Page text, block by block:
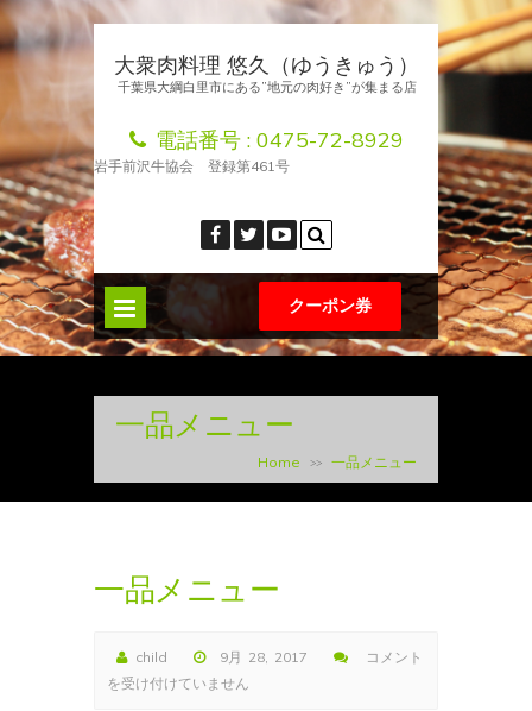
大衆肉料理 悠久（ゆうきゅう）
千葉県大綱白里市にある”地元の肉好き”が集まる店
電話番号 : 0475-72-8929
岩手前沢牛協会 登録第461号
クーポン券
一品メニュー
Home >> 一品メニュー
一品メニュー
child
9月 28, 2017
一
コメント
を受け付けていません